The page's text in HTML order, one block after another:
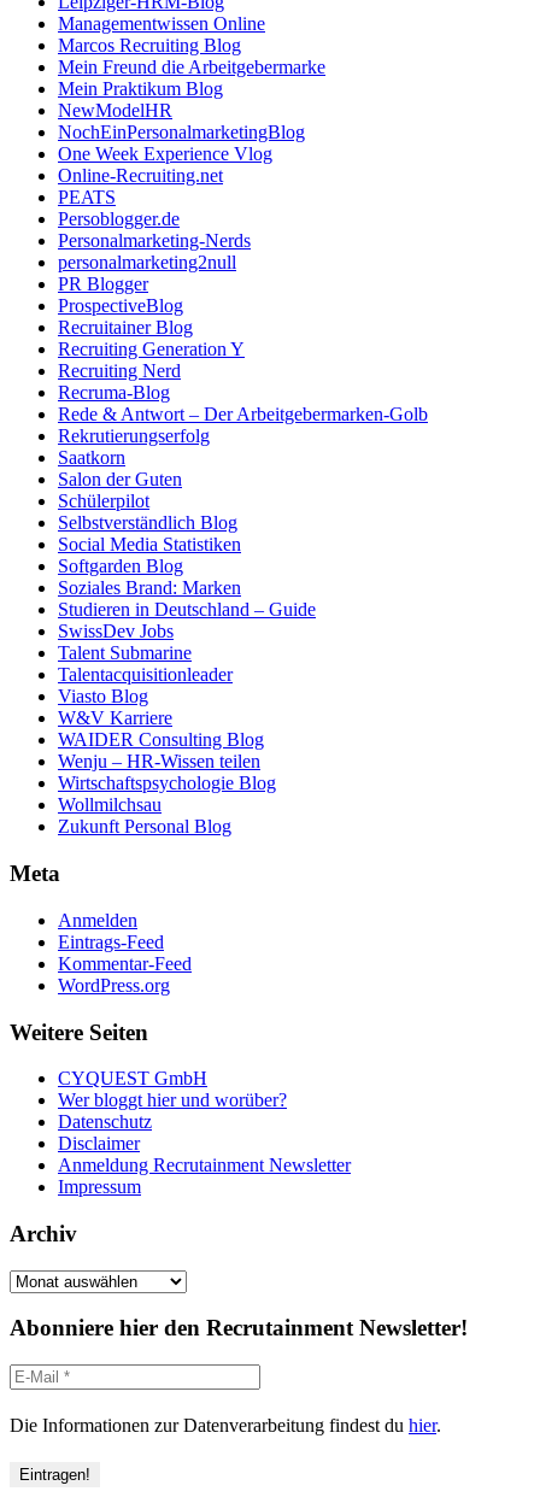
Managementwissen Online
Marcos Recruiting Blog
Mein Freund die Arbeitgebermarke
Mein Praktikum Blog
NewModelHR
NochEinPersonalmarketingBlog
One Week Experience Vlog
Online-Recruiting.net
PEATS
Persoblogger.de
Personalmarketing-Nerds
personalmarketing2null
PR Blogger
ProspectiveBlog
Recruitainer Blog
Recruiting Generation Y
Recruiting Nerd
Recruma-Blog
Rede & Antwort – Der Arbeitgebermarken-Golb
Rekrutierungserfolg
Saatkorn
Salon der Guten
Schülerpilot
Selbstverständlich Blog
Social Media Statistiken
Softgarden Blog
Soziales Brand: Marken
Studieren in Deutschland – Guide
SwissDev Jobs
Talent Submarine
Talentacquisitionleader
Viasto Blog
W&V Karriere
WAIDER Consulting Blog
Wenju – HR-Wissen teilen
Wirtschaftspsychologie Blog
Wollmilchsau
Zukunft Personal Blog
Meta
Anmelden
Eintrags-Feed
Kommentar-Feed
WordPress.org
Weitere Seiten
CYQUEST GmbH
Wer bloggt hier und worüber?
Datenschutz
Disclaimer
Anmeldung Recrutainment Newsletter
Impressum
Archiv
Archiv
Abonniere hier den Recrutainment Newsletter!
Die Informationen zur Datenverarbeitung findest du hier.